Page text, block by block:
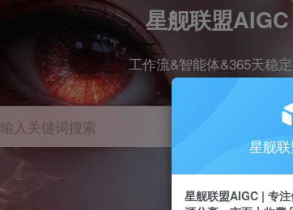
星舰联盟
工作流&智能体&365天稳
输入关键词搜索
星舰
星舰联盟AIGC | 专